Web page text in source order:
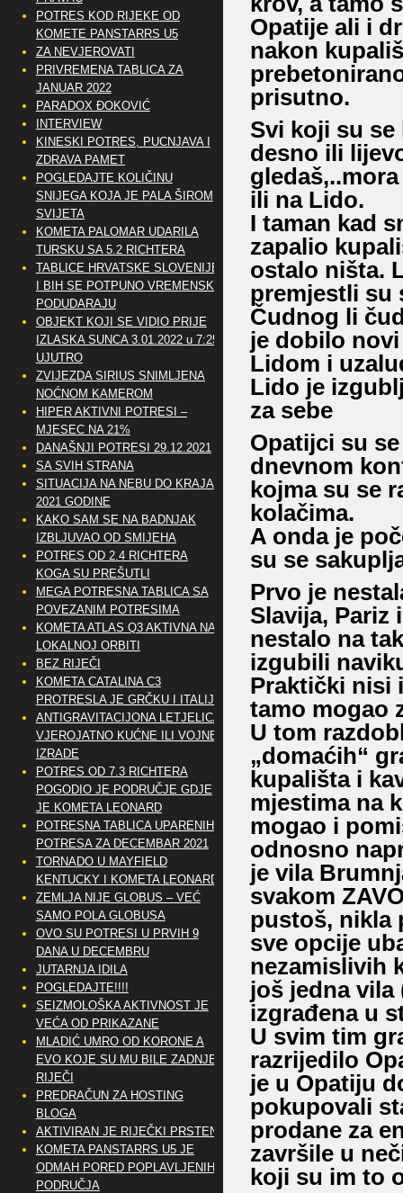
Opatije ali i
nakon
prisutno.
Svi koji su
desno ili
ili na Lido.
I taman kad
zapalio
ostalo ništa.
premjestli su
Čudnog li
je dobilo
Lidom i
Lido je
za sebe
Opatijci su
dnevnom
kojma su se
kolačima.
A onda je
su se
Prvo je
Slavija, Pariz
nestalo na
izgubili
Praktički nisi
tamo mogao
U tom
„domaćih“
kupališta i
mjestima na
mogao i
odnosno
je vila
svakom
pustoš, nikla
sve opcije
nezamislivih
još jedna vila
izgrađena u
U svim tim
razrijedilo
je u Opatiju
pokupovali
prodane za
završile u
koji su im to
POTRES KOD RIJEKE OD
KOMETE PANSTARRS U5
ZA NEVJEROVATI
PRIVREMENA TABLICA ZA
JANUAR 2022
PARADOX ĐOKOVIĆ
INTERVIEW
KINESKI POTRES, PUCNJAVA I
ZDRAVA PAMET
POGLEDAJTE KOLIČINU
SNIJEGA KOJA JE PALA ŠIROM
SVIJETA
KOMETA PALOMAR UDARILA
TURSKU SA 5.2 RICHTERA
TABLICE HRVATSKE SLOVENIJE
I BIH SE POTPUNO VREMENSKI
PODUDARAJU
OBJEKT KOJI SE VIDIO PRIJE
IZLASKA SUNCA 3.01.2022 u 7:25
UJUTRO
ZVIJEZDA SIRIUS SNIMLJENA
NOĆNOM KAMEROM
HIPER AKTIVNI POTRESI –
MJESEC NA 21%
DANAŠNJI POTRESI 29.12.2021
SA SVIH STRANA
SITUACIJA NA NEBU DO KRAJA
2021 GODINE
KAKO SAM SE NA BADNJAK
IZBLJUVAO OD SMIJEHA
POTRES OD 2.4 RICHTERA
KOGA SU PREŠUTLI
MEGA POTRESNA TABLICA SA
POVEZANIM POTRESIMA
KOMETA ATLAS Q3 AKTIVNA NA
LOKALNOJ ORBITI
BEZ RIJEČI
KOMETA CATALINA C3
PROTRESLA JE GRČKU I ITALIJU
ANTIGRAVITACIJONA LETJELICA
VJEROJATNO KUĆNE ILI VOJNE
IZRADE
POTRES OD 7.3 RICHTERA
POGODIO JE PODRUČJE GDJE
JE KOMETA LEONARD
POTRESNA TABLICA UPARENIH
POTRESA ZA DECEMBAR 2021
TORNADO U MAYFIELD
KENTUCKY I KOMETA LEONARD
ZEMLJA NIJE GLOBUS – VEĆ
SAMO POLA GLOBUSA
OVO SU POTRESI U PRVIH 9
DANA U DECEMBRU
JUTARNJA IDILA
POGLEDAJTE!!!!
SEIZMOLOŠKA AKTIVNOST JE
VEĆA OD PRIKAZANE
MLADIĆ UMRO OD KORONE A
EVO KOJE SU MU BILE ZADNJE
RIJEČI
PREDRAČUN ZA HOSTING
BLOGA
AKTIVIRAN JE RIJEČKI PRSTEN
KOMETA PANSTARRS U5 JE
ODMAH PORED POPLAVLJENIH
PODRUČJA